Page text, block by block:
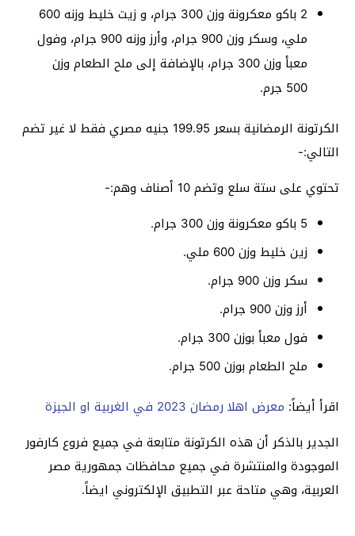
2 باكو معكرونة وزن 300 جرام، و زيت خليط وزنه 600
ملي، وسكر وزن 900 جرام، وأرز وزنه 900 جرام، وفول
معبأ وزن 300 جرام، بالإضافة إلى ملح الطعام وزن
500 جرم.
الكرتونة الرمضانية بسعر 199.95 جنيه مصري فقط لا غير تضم
التالي:-
تحتوي على ستة سلع وتضم 10 أصناف وهم:-
5 باكو معكرونة وزن 300 جرام.
زين خليط وزن 600 ملي.
سكر وزن 900 جرام.
أرز وزن 900 جرام.
فول معبأ بوزن 300 جرام.
ملح الطعام بوزن 500 جرام.
اقرأ أيضاً: معرض اهلا رمضان 2023 في الغربية او الجيزة
الجدير بالذكر أن هذه الكرتونة متابعة في جميع فروع كارفور
الموجودة والمنتشرة في جميع محافظات جمهورية مصر
العربية، وهي متاحة عبر التطبيق الإلكتروني ايضاً.